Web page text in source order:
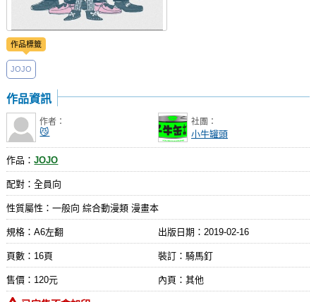
作品標籤
JOJO
作品資訊
作者：
😼
社團：
小牛罐頭
作品：JOJO
配對：全員向
性質屬性：一般向 綜合動漫類 漫畫本
規格：A6左翻 出版日期： 2019-02-16
頁數：16頁 裝訂：騎馬釘
售價：120元 內頁：其他